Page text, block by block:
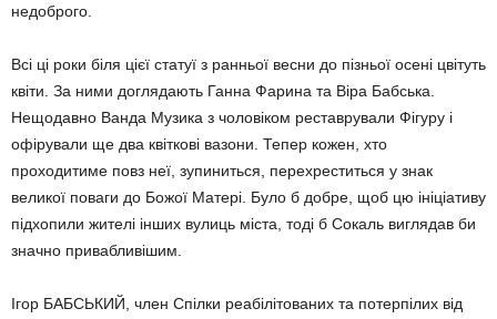
недоброго.
Всі ці роки біля цієї статуї з ранньої весни до пізньої осені цвітуть
квіти. За ними доглядають Ганна Фарина та Віра Бабська.
Нещодавно Ванда Музика з чоловіком реставрували Фігуру і
офірували ще два квіткові вазони. Тепер кожен, хто
проходитиме повз неї, зупиниться, перехреститься у знак
великої поваги до Божої Матері. Було б добре, щоб цю ініціативу
підхопили жителі інших вулиць міста, тоді б Сокаль виглядав би
значно привабливішим.
Ігор БАБСЬКИЙ, член Спілки реабілітованих та потерпілих від